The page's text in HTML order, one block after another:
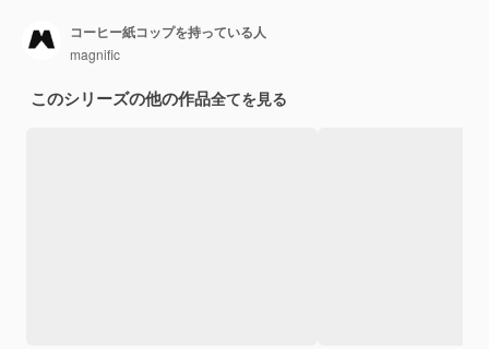
コーヒー紙コップを持っている人
magnific
このシリーズの他の作品全てを見る